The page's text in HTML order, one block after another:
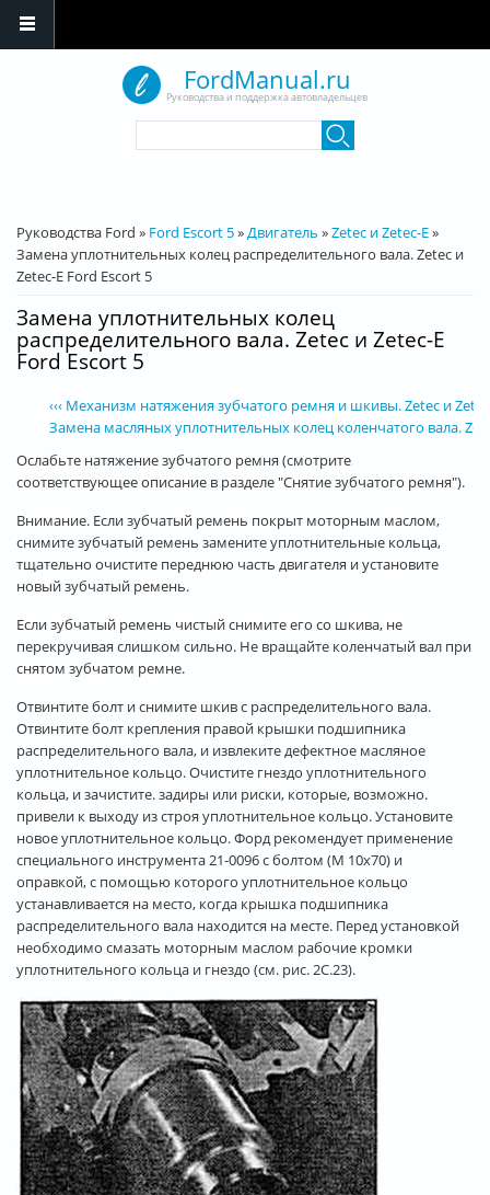
FordManual.ru
Руководства и поддержка автовладельцев
Вы здесь
Руководства Ford » Ford Escort 5»Двигатель »Zetec и Zetec-E»
Замена уплотнительных колец распределительного вала. Zetec и
Zetec-E Ford Escort 5
Замена уплотнительных колец
распределительного вала. Zetec и Zetec-E
Ford Escort 5
‹‹‹ Механизм натяжения зубчатого ремня и шкивы. Zetec и
Замена масляных уплотнительных колец коленчатого вала.
Ослабьте натяжение зубчатого ремня (смотрите
соответствующее описание в разделе "Снятие зубчатого ремня").
Внимание. Если зубчатый ремень покрыт моторным маслом,
снимите зубчатый ремень замените уплотнительные кольца,
тщательно очистите переднюю часть двигателя и установите
новый зубчатый ремень.
Если зубчатый ремень чистый снимите его со шкива, не
перекручивая слишком сильно. Не вращайте коленчатый вал при
снятом зубчатом ремне.
Отвинтите болт и снимите шкив с распределительного вала.
Отвинтите болт крепления правой крышки подшипника
распределительного вала, и извлеките дефектное масляное
уплотнительное кольцо. Очистите гнездо уплотнительного
кольца, и зачистите. задиры или риски, которые, возможно.
привели к выходу из строя уплотнительное кольцо. Установите
новое уплотнительное кольцо. Форд рекомендует применение
специального инструмента 21-0096 с болтом (М 10x70) и
оправкой, с помощью которого уплотнительное кольцо
устанавливается на место, когда крышка подшипника
распределительного вала находится на месте. Перед установкой
необходимо смазать моторным маслом рабочие кромки
уплотнительного кольца и гнездо (см. рис. 2С.23).